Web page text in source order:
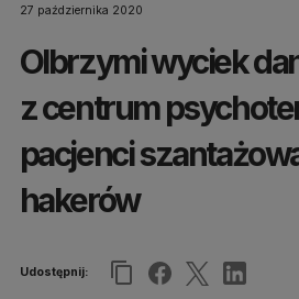
27 października 2020
Olbrzymi wyciek
z centrum
pacjenci
hakerów
Udostępnij: